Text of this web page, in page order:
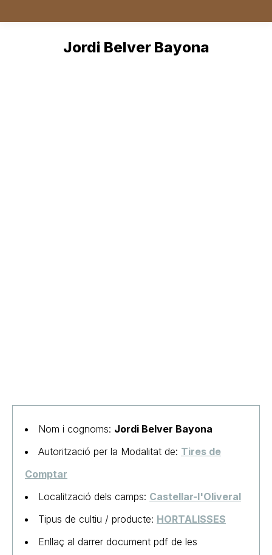
Jordi Belver Bayona
Nom i cognoms: Jordi Belver Bayona
Autorització per la Modalitat de: Tires de
Comptar
Localització dels camps: Castellar-l'Oliveral
Tipus de cultiu / producte: HORTALISSES
Enllaç al darrer document pdf de les